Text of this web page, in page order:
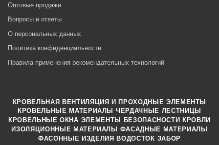
Оптовые продажи
Вопросы и ответы
О персональных данных
Политика конфиденциальности
Правила применения рекомендательных технологий
КРОВЕЛЬНАЯ ВЕНТИЛЯЦИЯ И ПРОХОДНЫЕ ЭЛЕМЕНТЫ
КРОВЕЛЬНЫЕ МАТЕРИАЛЫ ·ЧЕРДАЧНЫЕ ЛЕСТНИЦЫ
КРОВЕЛЬНЫЕ ОКНА ·ЭЛЕМЕНТЫ БЕЗОПАСНОСТИ КРОВЛИ
ИЗОЛЯЦИОННЫЕ МАТЕРИАЛЫ ·ФАСАДНЫЕ МАТЕРИАЛЫ
ФАСОННЫЕ ИЗДЕЛИЯ·ВОДОСТОК ·ЗАБОР